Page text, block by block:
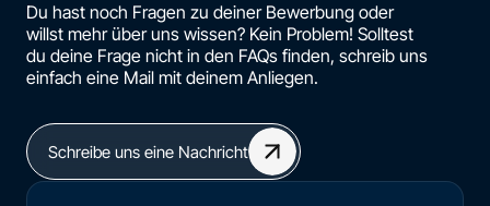
Du hast noch Fragen zu deiner Bewerbung oder
willst mehr über uns wissen? Kein Problem! Solltest
du deine Frage nicht in den FAQs finden, schreib uns
einfach eine Mail mit deinem Anliegen.
Schreibe uns eine Nachricht